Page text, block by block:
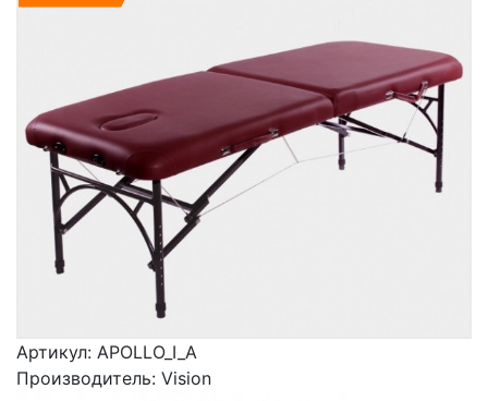
Артикул: APOLLO_I_A
Производитель: Vision